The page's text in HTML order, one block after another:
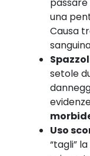
una
Causa
setole
Uso
“tagli”